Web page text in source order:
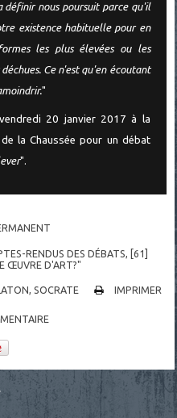
nous poursuit parce qu'il
existence habituelle pour en
les plus élevées ou les
Ce n'est qu'en écoutant
"
20 janvier 2017 à la
la Chaussée pour un débat
".
RENDUS DES DÉBATS, [61]
ŒUVRE D'ART?"
,SOCRATE IMPRIMER